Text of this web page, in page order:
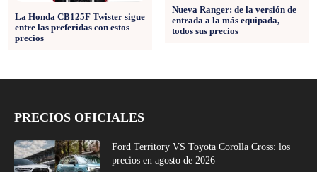
La Honda CB125F Twister sigue
entre las preferidas con estos
precios
Nueva Ranger: de la versión de
entrada a la más equipada,
todos sus precios
PRECIOS OFICIALES
Ford Territory VS Toyota Corolla Cross: los
precios en agosto de 2026